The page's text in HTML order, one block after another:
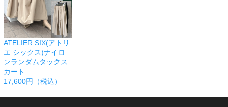
ATELIER SIX(アトリ
エ シックス)ナイロ
ンランダムタックス
カート
17,600円（税込）